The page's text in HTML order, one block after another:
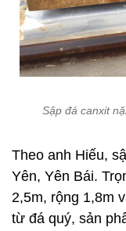
Sập đá canxit
Theo anh Hiếu,
Yên, Yên Bái.
2,5m, rộng 1,8m
từ đá quý, sản